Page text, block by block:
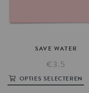
SAVE WATER
€3.5
OPTIES SELECTEREN